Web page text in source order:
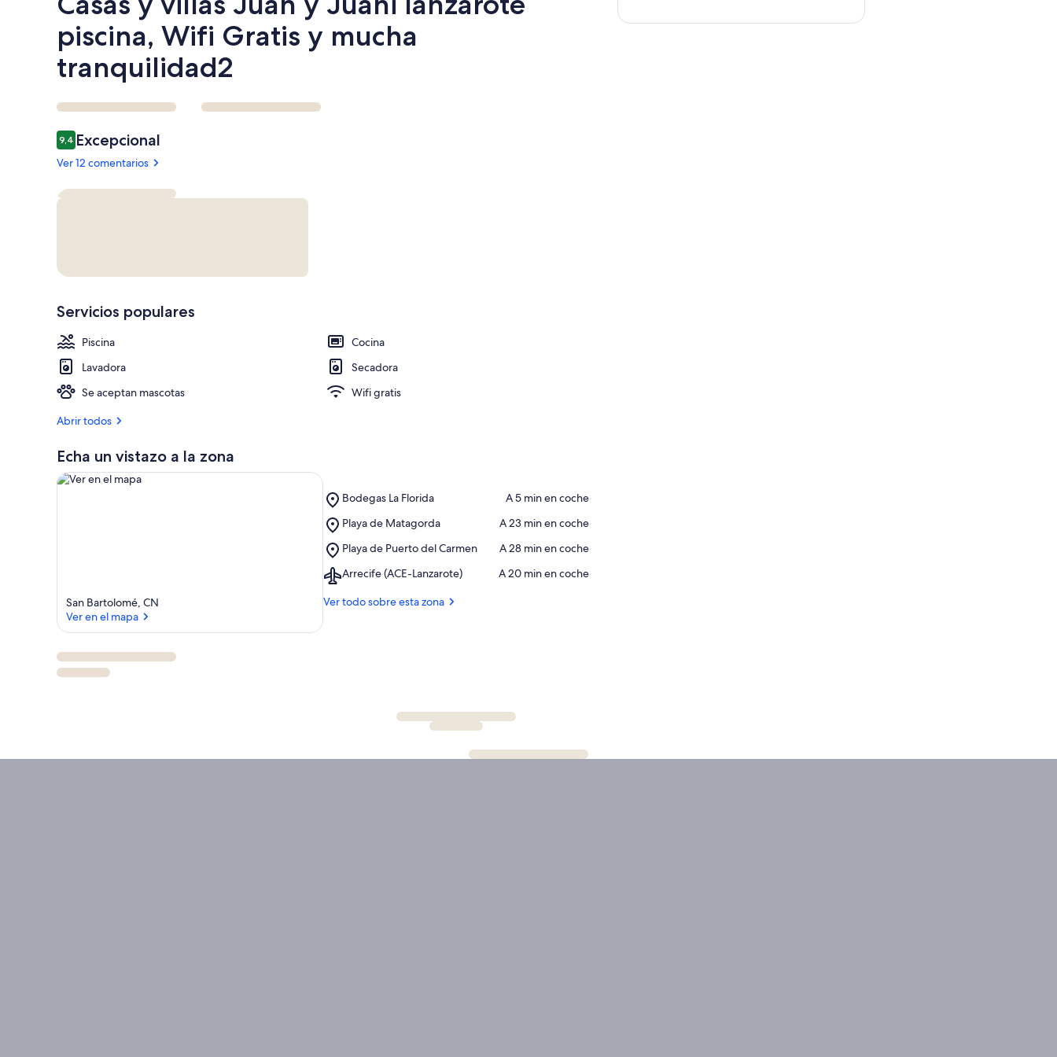
piscina, Wifi Gratis y mucha
tranquilidad2
Comentarios
9,49,4 de 10
Excepcional
Ver 12 comentarios
Servicios populares
Piscina
Cocina
Lavadora
Secadora
Se aceptan mascotas
Wifi gratis
Abrir todos
Echa un vistazo a la zona
San Bartolomé, CN
Ver en el mapa
Bodegas La Florida
Place,
La
‪A 5 min en coche‬
Playa de Matagorda
Place,
de
‪A 23 min en coche‬
Playa de Puerto del Carmen
Place,
de
del
‪A 28 min en coche‬
Arrecife (ACE-Lanzarote)
Airport,
(ACE-
‪A 20 min en coche‬
Ver todo sobre esta zona